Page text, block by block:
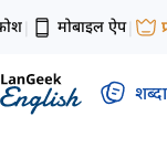
| मोबाइल ऐप|